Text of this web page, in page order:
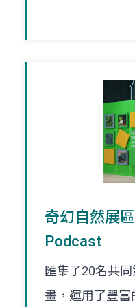
奇幻自然展
Podcast
匯集了20名共
畫，運用了豐